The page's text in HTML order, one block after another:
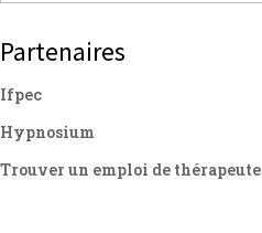
Partenaires
Ifpec
Hypnosium
Trouver un emploi de thérapeute